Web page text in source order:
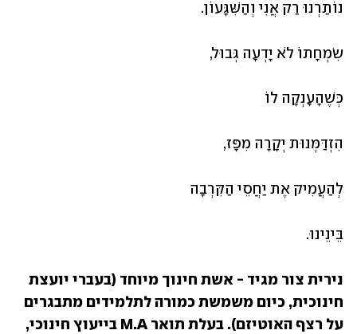
נוֹתַרְנוּ רַק אֲנִי וְהַשִּׁגָּעוֹן.
שִׂמְחָתוֹ לֹא יָדְעָה גְּבוּל,
כְּשֶׁהָעָנְקָה לוֹ
הִזְדַּמְּנוּת יְקָרָה מִפָּז,
לְהַעֲמִיק אֶת יַחֲסֵי הַקִּרְבָה
בֵּינֵינוּ.